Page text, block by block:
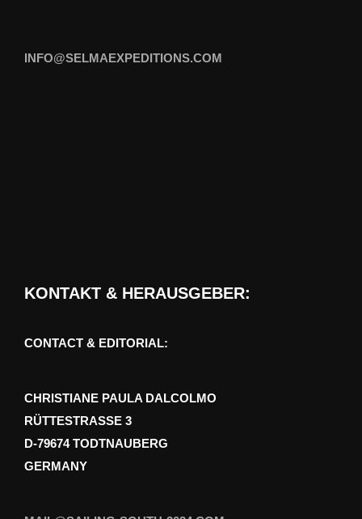
INFO@SELMAEXPEDITIONS.COM
KONTAKT & HERAUSGEBER:
CONTACT & EDITORIAL:
CHRISTIANE PAULA DALCOLMO
RÜTTESTRASSE 3
D-79674 TODTNAUBERG
GERMANY